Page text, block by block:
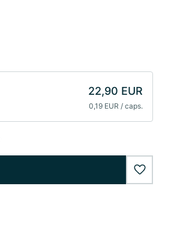
22,90 EUR
0,19 EUR / caps.